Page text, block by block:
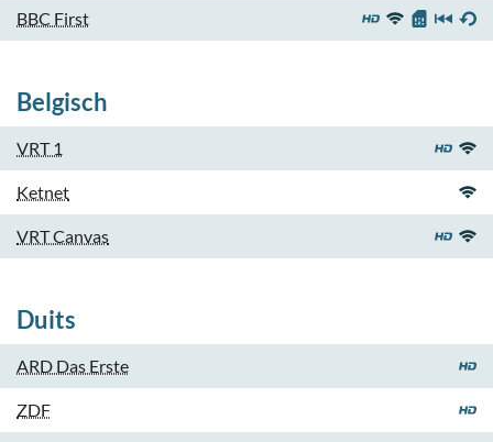
BBC First
Belgisch
VRT 1
Ketnet
VRT Canvas
Duits
ARD Das Erste
ZDF